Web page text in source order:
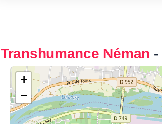
Transhumance Néman -